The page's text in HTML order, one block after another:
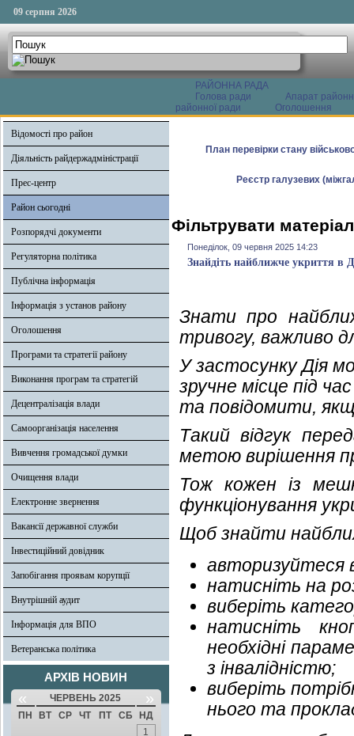
09 серпня 2026
РАЙОННА РАДА
Голова ради
Апарат
районної ради
Оголошення
Відомості про район
Діяльність райдержадміністрації
Прес-центр
Район сьогодні
Розпорядчі документи
Регуляторна політика
Публічна інформація
Інформація з установ району
Оголошення
Програми та стратегії району
Виконання програм та стратегій
Децентралізація влади
Самоорганізація населення
Вивчення громадської думки
Очищення влади
Електронне звернення
Вакансії державної служби
Інвестиційний довідник
Запобігання проявам корупції
Внутрішній аудит
Інформація для ВПО
Ветеранська політика
АРХІВ НОВИН
« ЧЕРВЕНЬ 2025 »
ПН ВТ СР ЧТ ПТ СБ
НД
1
План перевірки стану
Реєстр галузевих
Фільтрувати
Понеділок, 09 червня 2025 14:23
Знайдіть найближче укриття в
Знати про
тривогу, важливо
У застосунку Дія
зручне місце під
та повідомити,
Такий відгук
метою вирішення
Тож кожен із
функціонування
Щоб знайти
авторизуйтеся
натисніть на
виберіть
натисніть
необхідні
з інвалідністю;
виберіть
нього та